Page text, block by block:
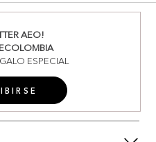
AEO!
ESPECIAL